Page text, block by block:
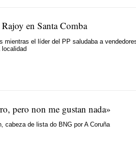
en Santa Comba
mientras el líder del PP saludaba a
localidad
pero non me gustan nada»
cabeza de lista do BNG por A Coruña